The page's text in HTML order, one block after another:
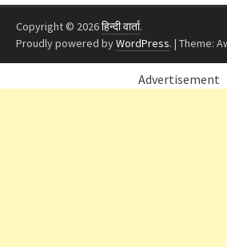
Copyright © 2026हिन्दी वार्ता.
Proudly powered byWordPress. | Theme:
Advertisement